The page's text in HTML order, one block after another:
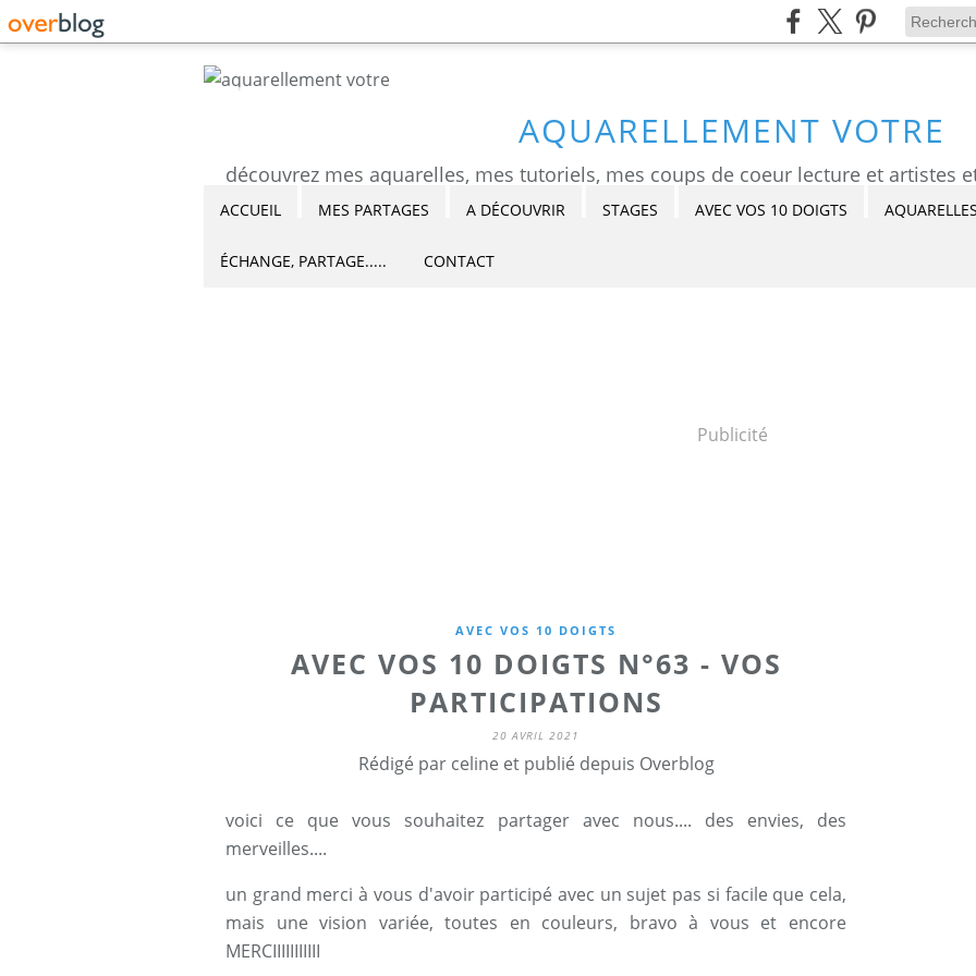
AQUARELLEMENT VOTRE
ACCUEIL MES PARTAGES A DÉCOUVRIR STAGES AVEC VOS 10 DOIGTS
ÉCHANGE, PARTAGE..... CONTACT
Publicité
AVEC VOS 10 DOIGTS
AVEC VOS 10 DOIGTS N°63 - VOS
PARTICIPATIONS
20 AVRIL 2021
Rédigé par celine et publié depuis Overblog
voici ce que vous souhaitez partager avec nous.... des envies, des
merveilles....
un grand merci à vous d'avoir participé avec un sujet pas si facile que cela,
mais une vision variée, toutes en couleurs, bravo à vous et encore
MERCIIIIIIIIIII